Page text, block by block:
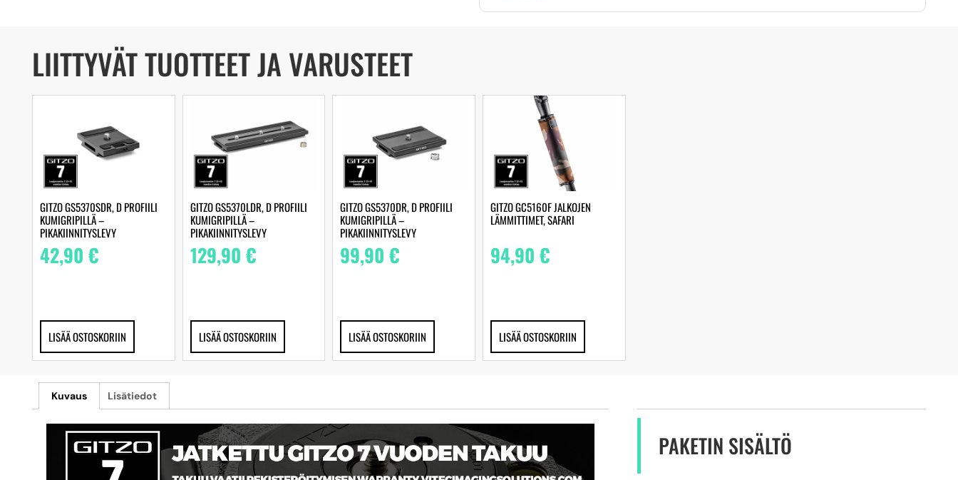
LIITTYVÄT TUOTTEET JA VARUSTEET
GITZO GS5370SDR, D PROFIILI
KUMIGRIPILLÄ –
PIKAKIINNITYSLEVY
42,90 €
LISÄÄ OSTOSKORIIN
GITZO GS5370LDR, D PROFIILI
KUMIGRIPILLÄ –
PIKAKIINNITYSLEVY
129,90 €
LISÄÄ OSTOSKORIIN
GITZO GS5370DR, D PROFIILI
KUMIGRIPILLÄ –
PIKAKIINNITYSLEVY
99,90€
LISÄÄ OSTOSKORIIN
GITZO GC5160F JALKOJEN
LÄMMITTIMET, SAFARI
94,90 €
LISÄÄ OSTOSKORIIN
Kuvaus Lisätiedot
PAKETIN SISÄLTÖ